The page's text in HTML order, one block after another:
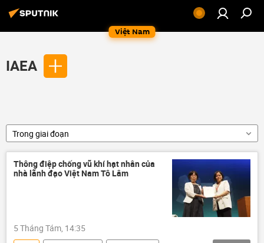
Việt Nam
IAEA
Trong giai đoạn
Thông điệp chống vũ khí hạt nhân của
nhà lãnh đạo Việt Nam Tô Lâm
5 Tháng Tám, 14:35